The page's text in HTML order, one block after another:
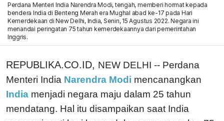
Perdana Menteri India Narendra Modi, tengah, memberi hormat kepada
bendera India di Benteng Merah era Mughal abad ke-17 pada Hari
Kemerdekaan di New Delhi, India, Senin, 15 Agustus 2022. Negara ini
menandai peringatan 75 tahun kemerdekaannya dari pemerintahan
Inggris.
REPUBLIKA.CO.ID, NEW DELHI -- Perdana
Menteri India Narendra Modi mencanangkan
India menjadi negara maju dalam 25 tahun
mendatang. Hal itu disampaikan saat India